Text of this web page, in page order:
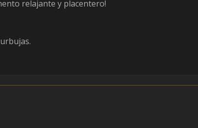
relajante y placentero!